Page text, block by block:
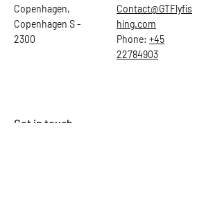
Copenhagen,
Copenhagen S -
2300
Contact@GTFlyfis
hing.com
Phone: +45
22784903
Get in touch